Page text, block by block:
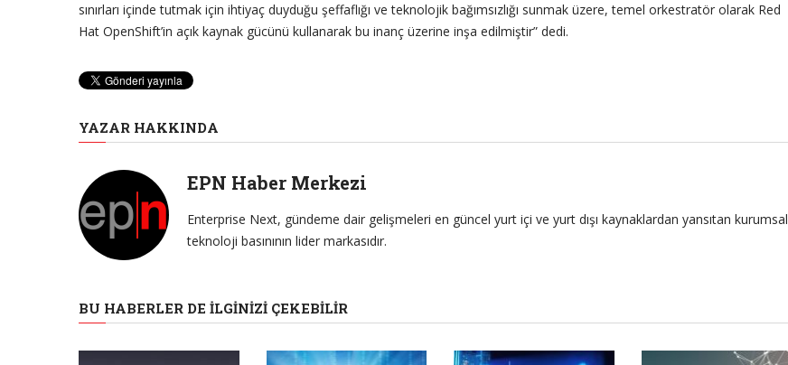
sınırları içinde tutmak için ihtiyaç duyduğu şeffaflığı ve teknolojik bağımsızlığı sunmak üzere, temel orkestratör olarak Red
Hat OpenShift’in açık kaynak gücünü kullanarak bu inanç üzerine inşa edilmiştir” dedi.
YAZAR HAKKINDA
EPN Haber Merkezi
Enterprise Next, gündeme dair gelişmeleri en güncel yurt içi ve yurt dışı kaynaklardan yansıtan kurumsal
teknoloji basınının lider markasıdır.
BU HABERLER DE İLGINIZI ÇEKEBILIR